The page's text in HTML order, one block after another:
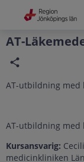
Grade
Portal
AT-
AT-utbildning med
AT-utbildning med
Kursansvarig:
medicinkliniken